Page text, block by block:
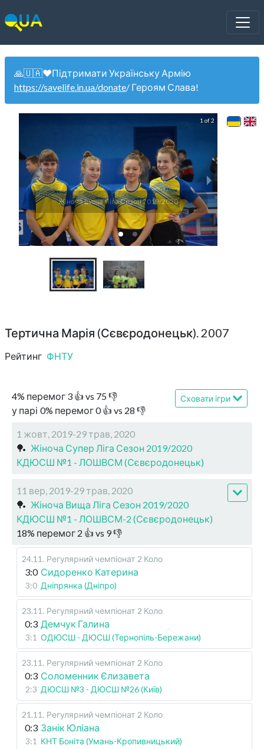
🙏🇺🇦❤️Підтримати Українську Армію
https://savelife.in.ua/donate/ Героям Слава!
Жіноча Вища Ліга Сезон 2019/2020
1 of 2
Тертична Марія (Сєвєродонецьк). 2007
Рейтинг ФНТУ
4% перемог 3 👍 vs 75👎
у парі 0% перемог0👍 vs 28 👎
Сховати ігри
1 жовт, 2019-29 трав, 2020
🏓 Жіноча Супер Ліга Сезон 2019/2020
КДЮСШ №1 - ЛОШВСМ (Сєвєродонецьк)
11 вер, 2019-29 трав, 2020
🏓 Жіноча Вища Ліга Сезон 2019/2020
КДЮСШ №1 - ЛОШВСМ-2 (Сєвєродонецьк)
18% перемог 2 👍 vs 9👎
24.11 . Регулярний чемпіонат 2 Коло
3:0 Сидоренко Катерина
3:0 Дніпрянка (Дніпро)
23.11 . Регулярний чемпіонат 2 Коло
0:3 Демчук Галина
3:1 ОДЮСШ - ДЮСШ (Тернопіль-Бережани)
23.11 . Регулярний чемпіонат 2 Коло
0:3 Соломенник Єлизавета
2:3 ДЮСШ №3 - ДЮСШ №26 (Київ)
21.11 . Регулярний чемпіонат 2 Коло
0:3 Занік Юліана
3:1 КНТ Боніта (Умань-Кропивницький)